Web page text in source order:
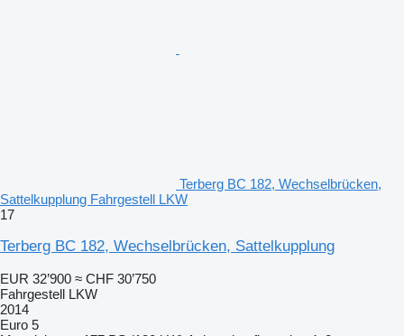
Terberg BC 182, Wechselbrücken,
Sattelkupplung Fahrgestell LKW
17
Terberg BC 182, Wechselbrücken, Sattelkupplung
EUR 32’900 ≈ CHF 30’750
Fahrgestell LKW
2014
Euro 5